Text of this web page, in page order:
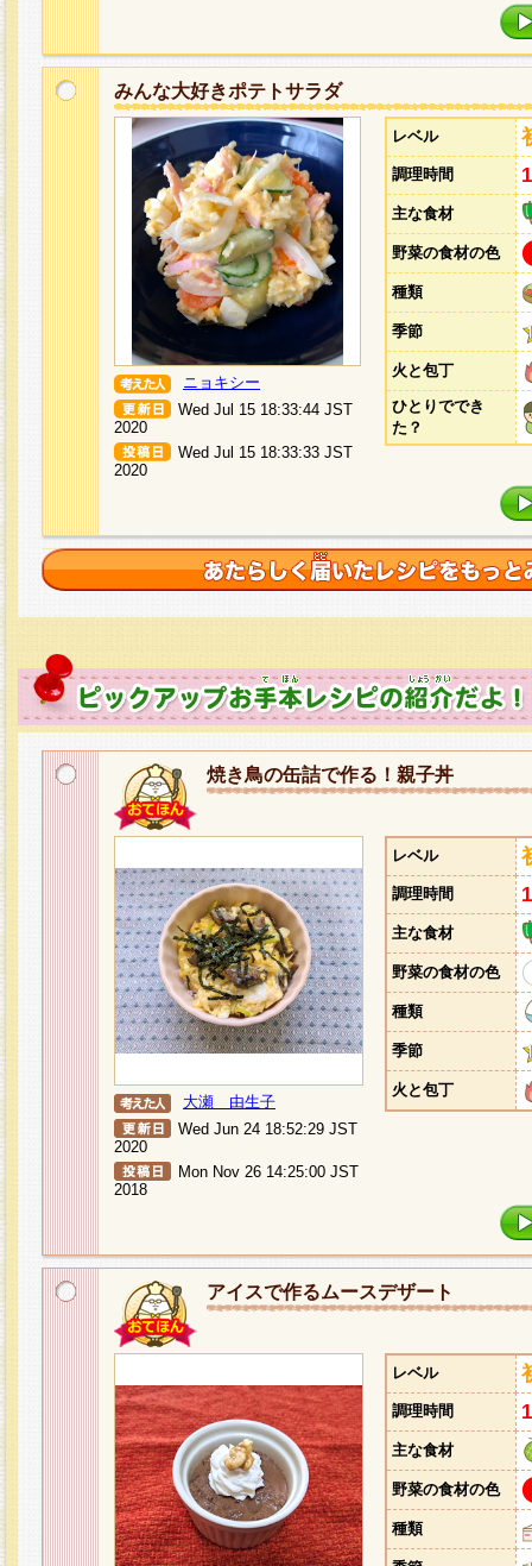
みんな大好きポテトサラダ
ニョキシー
Wed Jul 15 18:33:44 JST
2020
Wed Jul 15 18:33:33 JST
2020
レベル
調理時間
主な食材
野菜の食材の色
種類
季節
火と包丁
ひとりででき
た？
焼き鳥の缶詰で作る！親子丼
大瀬 由生子
Wed Jun 24 18:52:29 JST
2020
Mon Nov 26 14:25:00 JST
2018
レベル
調理時間
主な食材
野菜の食材の色
種類
季節
火と包丁
アイスで作るムースデザート
レベル
調理時間
主な食材
野菜の食材の色
種類